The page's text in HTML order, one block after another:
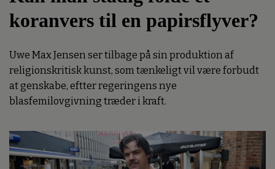
koranvers til en papirsflyver?
Uwe Max Jensen ser tilbage på sin produktion af
religionskritisk kunst, som tænkeligt vil være forbudt
at genskabe, eftter regeringens nye
blasfemilovgivning træder i kraft.